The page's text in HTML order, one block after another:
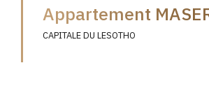
Appartement
CAPITALE DU LESOTHO